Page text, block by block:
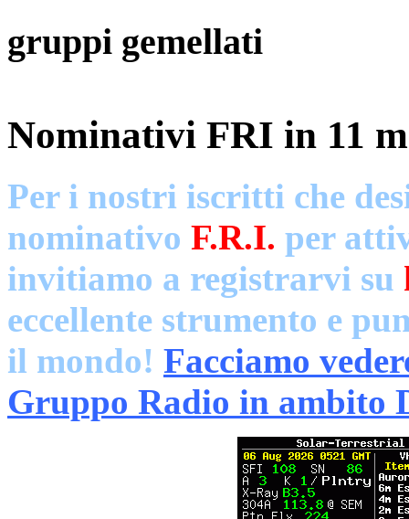
gruppi gemellati
Nominativi FRI in 11
Per i nostri iscritti che
nominativo F.R.I. per
invitiamo a registrarvi su
eccellente strumento e
il mondo! Facciamo
Gruppo Radio in ambito